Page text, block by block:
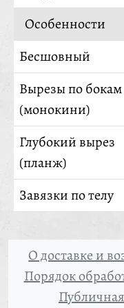
Особенности
Бесшовный
Вырезы по бокам
(монокини)
Глубокий вырез
(планж)
Завязки по телу
О доставке и
Порядок